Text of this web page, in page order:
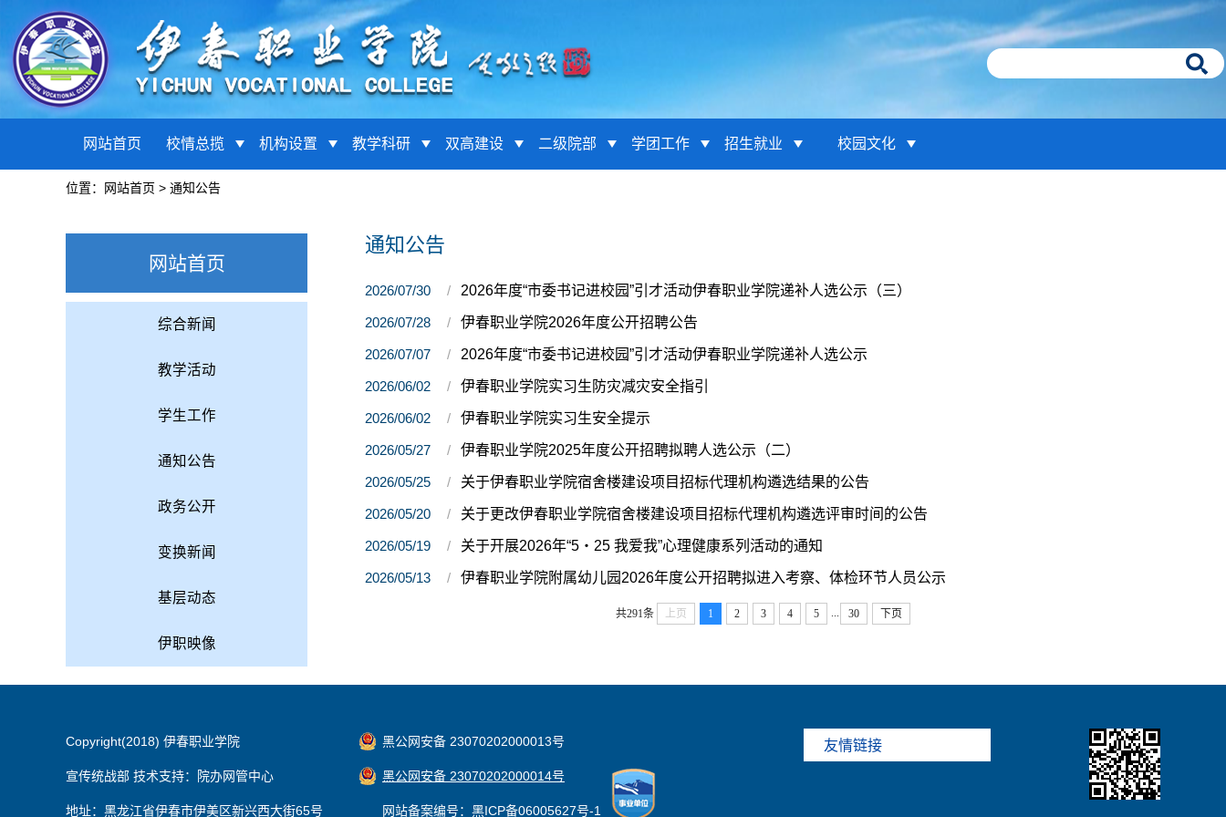
网站首页 校情总揽 机构设置 教学科研 双高建设 二级院部 学团工作 招生就业 校园文化
位置： 网站首页 > 通知公告
网站首页
综合新闻
教学活动
学生工作
通知公告
政务公开
变换新闻
基层动态
伊职映像
通知公告
2026/07/30 2026年度“市委书记进校园”引才活动伊春职业学院递补人选公示（三）
2026/07/28 伊春职业学院2026年度公开招聘公告
2026/07/07 2026年度“市委书记进校园”引才活动伊春职业学院递补人选公示
2026/06/02 伊春职业学院实习生防灾减灾安全指引
2026/06/02 伊春职业学院实习生安全提示
2026/05/27 伊春职业学院2025年度公开招聘拟聘人选公示（二）
2026/05/25 关于伊春职业学院宿舍楼建设项目招标代理机构遴选结果的公告
2026/05/20 关于更改伊春职业学院宿舍楼建设项目招标代理机构遴选评审时间的公告
2026/05/19 关于开展2026年“5・25 我爱我”心理健康系列活动的通知
2026/05/13 伊春职业学院附属幼儿园2026年度公开招聘拟进入考察、体检环节人员公示
共291条 上页 1 2 3 4 5 30 下页
Copyright(2018) 伊春职业学院
宣传统战部 技术支持：院办网管中心
地址：黑龙江省伊春市伊美区新兴西大街65号
黑公网安备 23070202000013号
黑公网安备 23070202000014号
网站备案编号：黑ICP备06005627号-1
友情链接